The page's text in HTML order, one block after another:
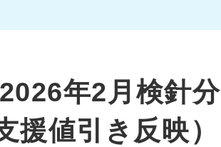
年2月検針分
値引き反映）